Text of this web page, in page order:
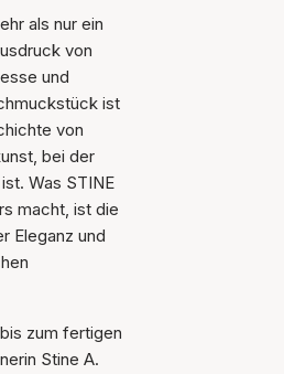
als nur ein
von
und
ist
von
bei der
Was STINE
macht, ist die
Eleganz und
zum fertigen
Stine A.